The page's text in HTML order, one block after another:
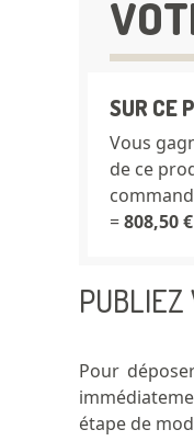
SUR CE
Vous
de ce
=808,50 €
PUBLIEZ
Pour
étape de